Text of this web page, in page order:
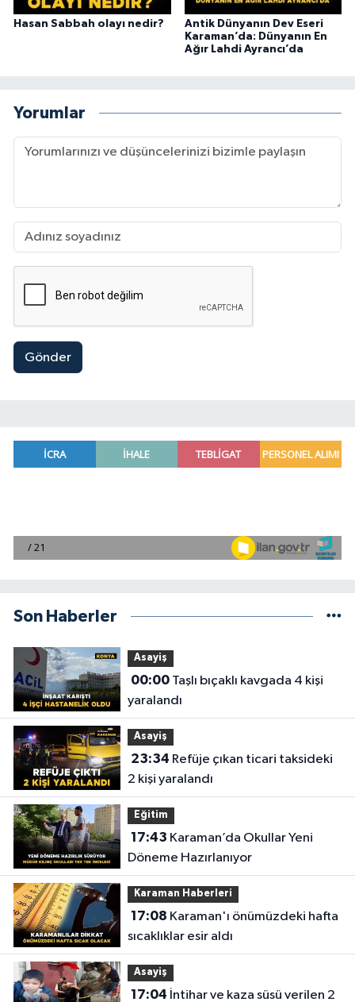
Hasan Sabbah olayı nedir?
Antik Dünyanın Dev Eseri
Karaman’da: Dünyanın En
Ağır Lahdi Ayrancı’da
Yorumlar
Gönder
Son Haberler
Asayiş
00:00Taşlı bıçaklı kavgada 4 kişi
yaralandı
Asayiş
23:34
2 kişi yaralandı
Eğitim
17:43
Döneme Hazırlanıyor
Karaman Haberleri
17:08
sıcaklıklar esir aldı
Asayiş
17:04